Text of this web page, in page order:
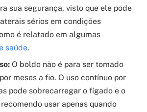
sua segurança, visto que ele pode
sérios em condições
é relatado em algumas
saúde.
O boldo não é para ser tomado
meses a fio. O uso contínuo por
pode sobrecarregar o fígado e o
usar apenas quando